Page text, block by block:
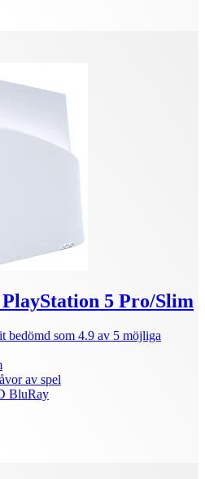
5 Pro/Slim
bedömd som 4.9 av 5 möjliga
av spel
BluRay